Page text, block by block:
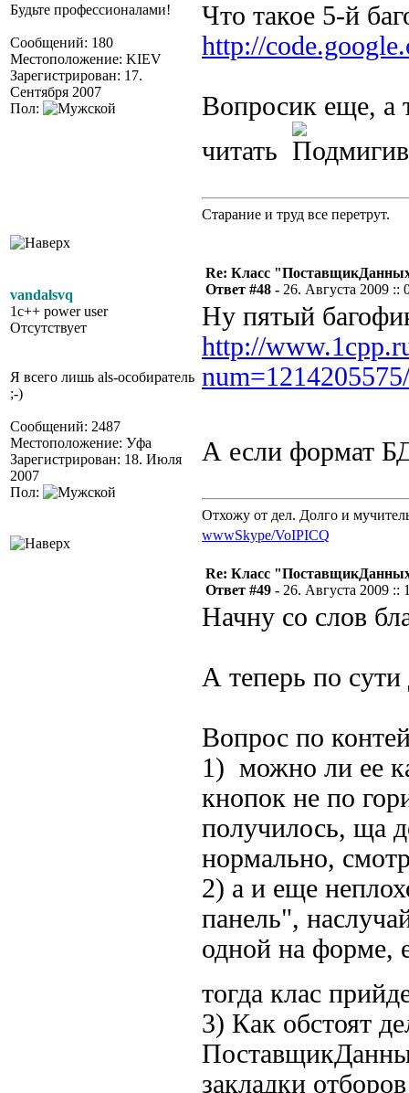
Будьте профессионалами!
Сообщений: 180
Местоположение: KIEV
Зарегистрирован: 17.
Сентября 2007
Пол:
Что такое 5-й
http://
Вопросик еще, а
читать
Старание и труд все перетрут.
vandalsvq
1c++ power user
Отсутствует
Я всего лишь als-особиратель
;-)
Сообщений: 2487
Местоположение: Уфа
Зарегистрирован: 18. Июля
2007
Пол:
Re: Класс
Ответ #48 - 26. Августа 2009 ::
Ну пятый
http://
А если формат
Отхожу от дел. Долго и
wwwSkype/VoIPICQ
Re: Класс
Ответ #49 - 26. Августа 2009 ::
Начну со слов
А теперь по сути
Вопрос по
1) можно ли ее
кнопок не по
получилось, ща
нормально,
2) а и еще
панель",
одной на форме,
тогда клас
3) Как обстоят
закладки отборов